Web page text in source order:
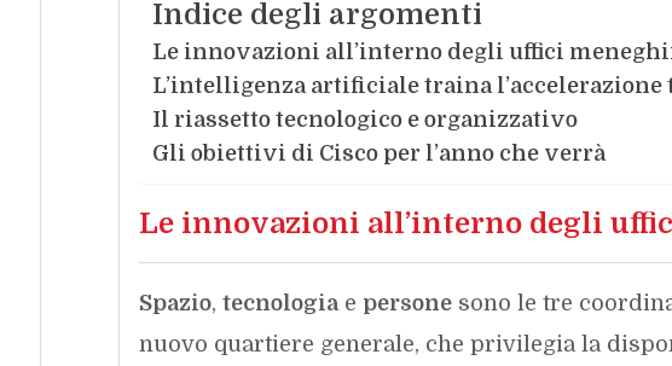
Indice degli argomenti
Le innovazioni all’interno degli uffici
L’intelligenza artificiale traina l’accelerazione
Il riassetto tecnologico e organizzativo
Gli obiettivi di Cisco per l’anno che verrà
Le innovazioni all’interno degli
Spazio, tecnologiae personesono le tre
nuovo quartiere generale, che privilegia la